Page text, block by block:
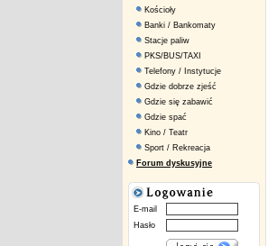
Kościoły
Banki / Bankomaty
Stacje paliw
PKS/BUS/TAXI
Telefony / Instytucje
Gdzie dobrze zjeść
Gdzie się zabawić
Gdzie spać
Kino / Teatr
Sport / Rekreacja
Forum dyskusyjne
E-mail
Hasło